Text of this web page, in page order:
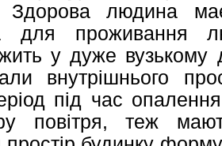
Здорова людина
для проживання
у дуже
внутрішнього
під час
повітря, теж